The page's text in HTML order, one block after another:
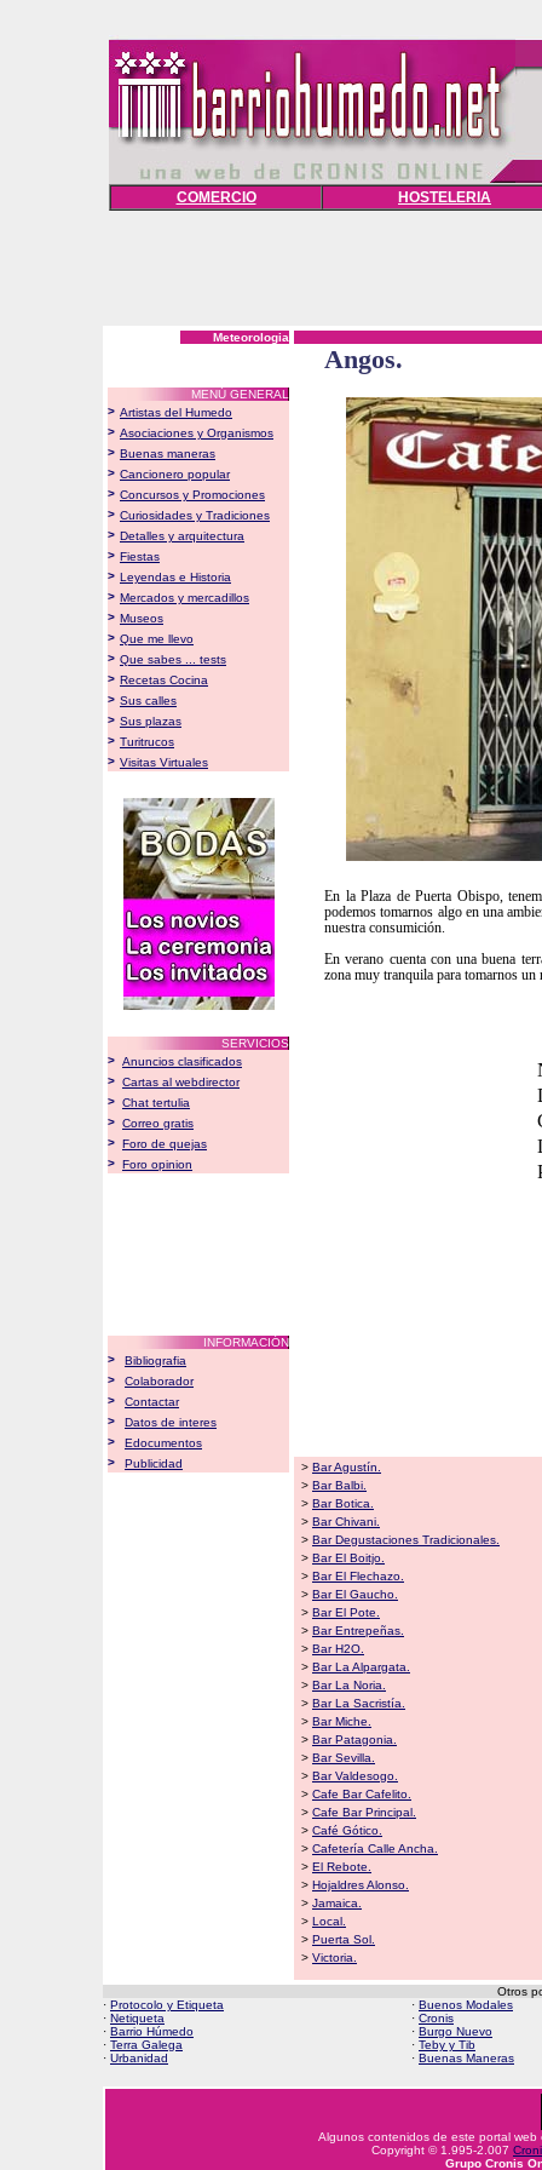
COMERCIO HOSTELERIA
Meteorologia
MENÚ GENERAL
> Artistas del Humedo
> Asociaciones y Organismos
> Buenas maneras
> Cancionero popular
> Concursos y Promociones
> Curiosidades y Tradiciones
> Detalles y arquitectura
> Fiestas
> Leyendas e Historia
> Mercados y mercadillos
> Museos
> Que me llevo
> Que sabes ... tests
> Recetas Cocina
> Sus calles
> Sus plazas
> Turitrucos
> Visitas Virtuales
SERVICIOS
> Anuncios clasificados
> Cartas al webdirector
> Chat tertulia
> Correo gratis
> Foro de quejas
> Foro opinion
INFORMACIÓN
>
Bibliografia
>
Colaborador
>
Contactar
>
Datos de interes
>
Edocumentos
>
Publicidad
Angos.
En la Plaza de Puerta Obispo,
podemos tomarnos algo en una
nuestra consumición.
En verano cuenta con una buena
zona muy tranquila para tomarnos un
> Bar Agustín.
> Bar Balbi.
> Bar Botica.
> Bar Chivani.
> Bar Degustaciones Tradicionales.
> Bar El Boitjo.
> Bar El Flechazo.
> Bar El Gaucho.
> Bar El Pote.
> Bar Entrepeñas.
> Bar H2O.
> Bar La Alpargata.
> Bar La Noria.
> Bar La Sacristía.
> Bar Miche.
> Bar Patagonia.
> Bar Sevilla.
> Bar Valdesogo.
> Cafe Bar Cafelito.
> Cafe Bar Principal.
> Café Gótico.
> Cafetería Calle Ancha.
> El Rebote.
> Hojaldres Alonso.
> Jamaica.
> Local.
> Puerta Sol.
> Victoria.
Otros
· Protocolo y Etiqueta · Buenos Modales
· Netiqueta · Cronis
· Barrio Húmedo · Burgo Nuevo
· Terra Galega · Teby y Tib
· Urbanidad · Buenas Maneras
Algunos contenidos de este portal
Copyright © 1.995-2.007
Grupo Cronis